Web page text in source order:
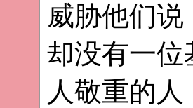
威胁他们
却没有一位
人敬重的